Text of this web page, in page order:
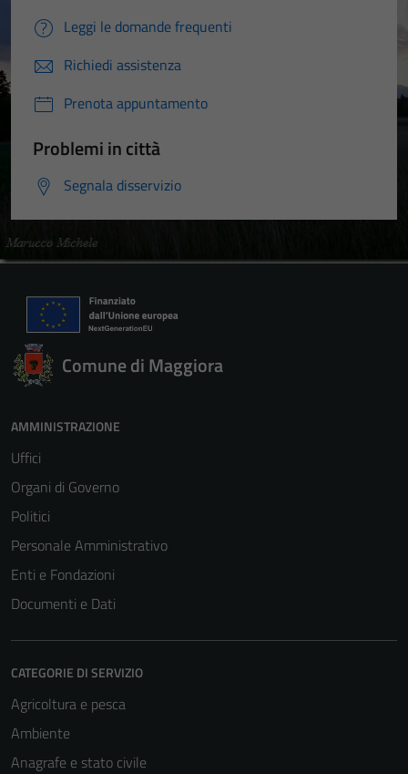
Leggi le domande frequenti
Richiedi assistenza
Prenota appuntamento
Problemi in città
Segnala disservizio
Comune di Maggiora
AMMINISTRAZIONE
Uffici
Organi di Governo
Politici
Personale Amministrativo
Enti e Fondazioni
Documenti e Dati
CATEGORIE DI SERVIZIO
Agricoltura e pesca
Ambiente
Anagrafe e stato civile